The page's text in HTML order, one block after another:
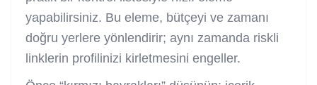
yapabilirsiniz. Bu eleme, bütçeyi ve zamanı
doğru yerlere yönlendirir; aynı zamanda riskli
linklerin profilinizi kirletmesini engeller.